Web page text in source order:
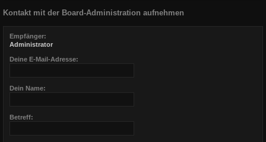
Kontakt mit der Board-Administration aufnehmen
Empfänger:
Administrator
Deine E-Mail-Adresse:
Dein Name:
Betreff: